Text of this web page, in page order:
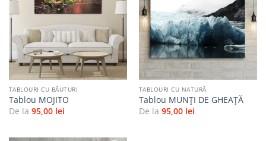
Adaugă
favorite
TABLOURI CU BĂUTURI
Tablou MOJITO
De la 95,00 lei
Adaugă
la
favorite
TABLOURI CU NATURĂ
Tablou MUNȚI DE GHEAȚĂ
De la 95,00 lei